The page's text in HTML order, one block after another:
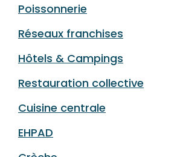
Poissonnerie
Réseaux franchises
Hôtels & Campings
Restauration collective
Cuisine centrale
EHPAD